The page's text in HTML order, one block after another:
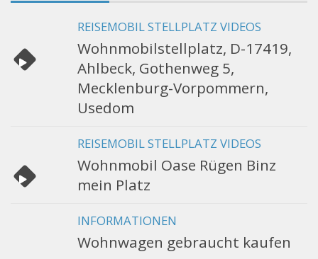
REISEMOBIL STELLPLATZ VIDEOS
Wohnmobilstellplatz, D-17419,
Ahlbeck, Gothenweg 5,
Mecklenburg-Vorpommern,
Usedom
REISEMOBIL STELLPLATZ VIDEOS
Wohnmobil Oase Rügen Binz
mein Platz
INFORMATIONEN
Wohnwagen gebraucht kaufen